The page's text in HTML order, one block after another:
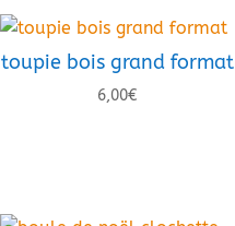
toupie bois grand format
6,00€